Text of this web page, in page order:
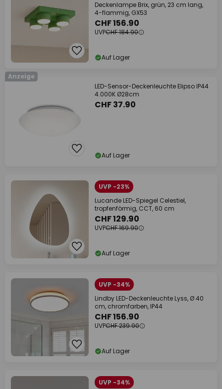
Deckenlampe Brix, grün, 23 cm lang,
4-flammig, GX53
CHF 156.90
UVPCHF 184.90
Auf Lager
Anzeige
LED-Sensor-Deckenleuchte Elipso IP44
4.000K Ø28cm
CHF 37.90
Auf Lager
UVP -23%
Lucande LED-Spiegel Celestiel,
tropfenförmig, CCT, 60 cm
CHF 129.90
UVPCHF 169.90
Auf Lager
UVP -34%
Lindby LED-Deckenleuchte Lyss, Ø 40
cm, chromfarben, IP44
CHF 156.90
UVPCHF 239.90
Auf Lager
UVP -34%